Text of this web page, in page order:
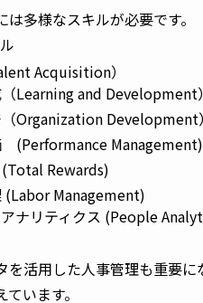
は多様なスキルが必要です。
Acquisition）
Learning and Development
Organization Development
(Performance Management)
Rewards)
(Labor Management)
ナリティクス (People
を活用した人事管理も重要
います。